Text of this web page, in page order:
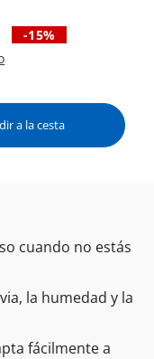
-15%
a la cesta
cuando no estás
la humedad y la
fácilmente a